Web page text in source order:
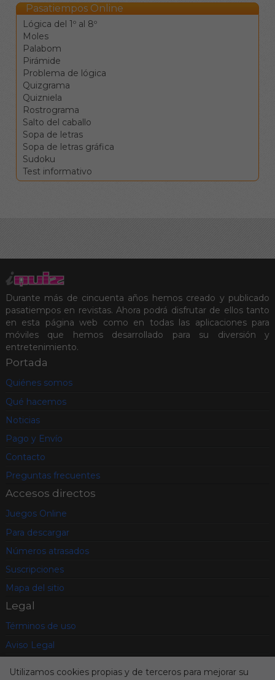
Pasatiempos Online
Lógica del 1º al 8º
Moles
Palabom
Pirámide
Problema de lógica
Quizgrama
Quizniela
Rostrograma
Salto del caballo
Sopa de letras
Sopa de letras gráfica
Sudoku
Test informativo
Durante más de cincuenta años hemos creado y publicado
pasatiempos en revistas. Ahora podrá disfrutar de ellos tanto
en esta página web como en todas las aplicaciones para
móviles que hemos desarrollado para su diversión y
entretenimiento.
Portada
Quiénes somos
Qué hacemos
Noticias
Pago y Envío
Contacto
Preguntas frecuentes
Accesos directos
Juegos Online
Para descargar
Números atrasados
Suscripciones
Mapa del sitio
Legal
Términos de uso
Aviso Legal
Utilizamos cookies propias y de terceros para mejorar su
para saltar a la
siguiente definición.
borra el valor de la
la casilla sin moverse.
Clique en una
celdas